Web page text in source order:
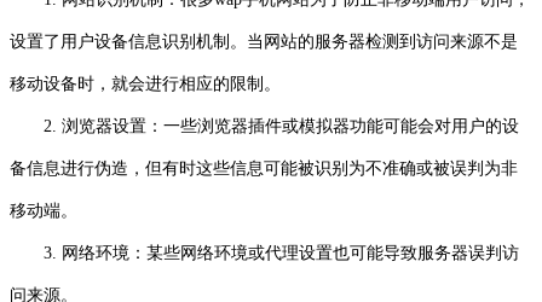
设置了用户设备信息识别机制。当网站的服务器检测到访问来源不是
移动设备时，就会进行相应的限制。
2. 浏览器设置：一些浏览器插件或模拟器功能可能会对用户的设
备信息进行伪造，但有时这些信息可能被识别为不准确或被误判为非
移动端。
3. 网络环境：某些网络环境或代理设置也可能导致服务器误判访
问来源。